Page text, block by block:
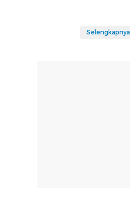
Selengkapnya